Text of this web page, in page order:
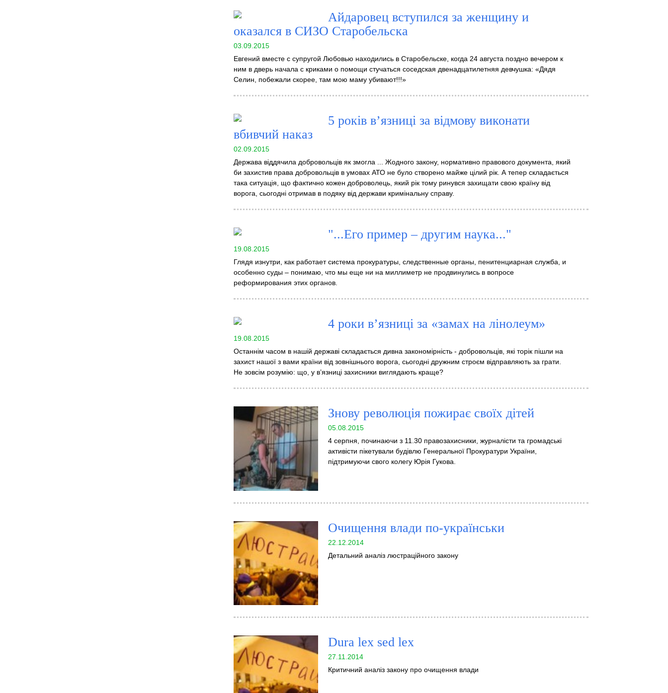
Айдаровец вступился за женщину и
оказался в СИЗО Старобельска
03.09.2015
Евгений вместе с супругой Любовью находились в Старобельске, когда 24 августа поздно вечером к
ним в дверь начала с криками о помощи стучаться соседская двенадцатилетняя девчушка: «Дядя
Селин, побежали скорее, там мою маму убивают!!!»
5 років в’язниці за відмову виконати
вбивчий наказ
02.09.2015
Держава віддячила добровольців як змогла ... Жодного закону, нормативно правового документа, який
би захистив права добровольців в умовах АТО не було створено майже цілий рік. А тепер складається
така ситуація, що фактично кожен доброволець, який рік тому ринувся захищати свою країну від
ворога, сьогодні отримав в подяку від держави кримінальну справу.
"...Его пример – другим наука..."
19.08.2015
Глядя изнутри, как работает система прокуратуры, следственные органы, пенитенциарная служба, и
особенно суды – понимаю, что мы еще ни на миллиметр не продвинулись в вопросе
реформирования этих органов.
4 роки в’язниці за «замах на лінолеум»
19.08.2015
Останнім часом в нашій державі складається дивна закономірність - добровольців, які торік пішли на
захист нашої з вами країни від зовнішнього ворога, сьогодні дружним строєм відправляють за грати.
Не зовсім розумію: що, у в’язниці захисники виглядають краще?
Знову революція пожирає своїх дітей
05.08.2015
4 серпня, починаючи з 11.30 правозахисники, журналісти та громадські
активісти пікетували будівлю Генеральної Прокуратури України,
підтримуючи свого колегу Юрія Гукова.
Очищення влади по-українськи
22.12.2014
Детальний аналіз люстраційного закону
Dura lex sed lex
27.11.2014
Критичний аналіз закону про очищення влади